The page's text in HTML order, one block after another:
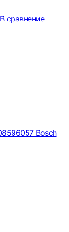
В сравнение
Bosch